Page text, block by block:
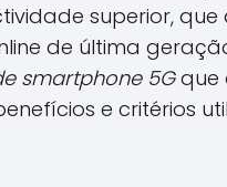
superior,
de última
smartphone 5Gque
e critérios